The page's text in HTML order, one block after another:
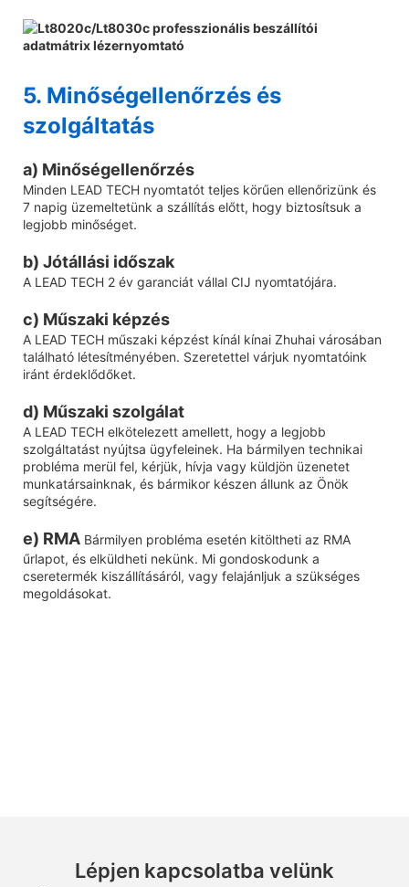
5. Minőségellenőrzés és
szolgáltatás
a) Minőségellenőrzés
Minden LEAD TECH nyomtatót teljes körűen ellenőrizünk és
7 napig üzemeltetünk a szállítás előtt, hogy biztosítsuk a
legjobb minőséget.
b) Jótállási időszak
A LEAD TECH 2 év garanciát vállal CIJ nyomtatójára.
c) Műszaki képzés
A LEAD TECH műszaki képzést kínál kínai Zhuhai városában
található létesítményében. Szeretettel várjuk nyomtatóink
iránt érdeklődőket.
d) Műszaki szolgálat
A LEAD TECH elkötelezett amellett, hogy a legjobb
szolgáltatást nyújtsa ügyfeleinek. Ha bármilyen technikai
probléma merül fel, kérjük, hívja vagy küldjön üzenetet
munkatársainknak, és bármikor készen állunk az Önök
segítségére.
e) RMA Bármilyen probléma esetén kitöltheti az RMA
űrlapot, és elküldheti nekünk. Mi gondoskodunk a
cseretermék kiszállításáról, vagy felajánljuk a szükséges
megoldásokat.
Lépjen kapcsolatba velünk